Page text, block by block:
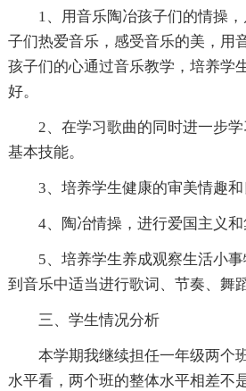
1、用音乐陶冶孩子们的情操
子们热爱音乐，感受音乐的美，用
孩子们的心通过音乐教学，培养学
好。
2、在学习歌曲的同时进一步
基本技能。
3、培养学生健康的审美情趣和
4、陶冶情操，进行爱国主义和
5、培养学生养成观察生活小
到音乐中适当进行歌词、节奏、舞
三、学生情况分析
本学期我继续担任一年级两个
水平看，两个班的整体水平相差不